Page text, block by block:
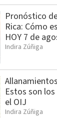
Pronóstico
Rica: Cómo
HOY 7 de
Indira Zúñiga
Estos son
el OIJ
Indira Zúñiga